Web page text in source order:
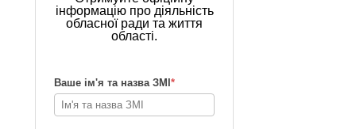
інформацію про діяльність
обласної ради та життя
області.
Ваше ім'я та назва ЗМІ*